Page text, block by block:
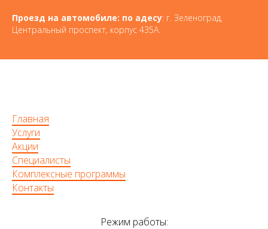
Проезд на автомобиле: по адесу: г. Зеленоград,
Центральный проспект, корпус 435А.
Главная
Услуги
Акции
Специалисты
Комплексные программы
Контакты
Режим работы: